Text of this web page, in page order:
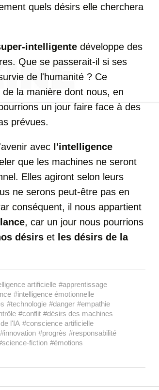
quels désirs elle cherchera
intelligente développe des
Que se passerait-il si ses
de l'humanité ? Ce
la manière dont nous, en
un jour faire face à des
prévues.
avec l'intelligence
que les machines ne seront
Elles agiront selon leurs
ne serons peut-être pas en
conséquent, il nous appartient
, car un jour nous pourrions
désirs et les désirs de la
artificielle #apprentissage
#intelligence émotionnelle
#technologie #danger #empathie
#conflit #désirs des machines
l'IA #conscience artificielle
#innovation #progrès #responsabilité
fiction #émotions